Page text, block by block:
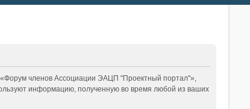
членов Ассоциации ЭАЦП "Проектный портал"»,
информацию, полученную во время любой из ваших